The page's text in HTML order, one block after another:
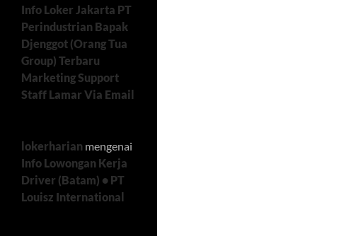
Info Loker Jakarta PT
Perindustrian Bapak
Djenggot (Orang Tua
Group) Terbaru
Marketing Support
Staff Lamar Via Email
lokerharian mengenai
Info Lowongan Kerja
Driver (Batam) • PT
Louisz International